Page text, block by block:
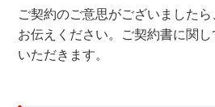
ご契約のご意思がございました
お伝えください。ご契約書に関
いただきます。